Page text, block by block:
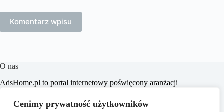
Cenimy prywatność użytkowników
Komentarz wpisu
O nas
​AdsHome.pl to portal internetowy poświęcony aranżacji
celem jest dostarczanie praktycznych wskazówek i inspiracji,
które pomogą czytelnikom w tworzeniu komfortowych i